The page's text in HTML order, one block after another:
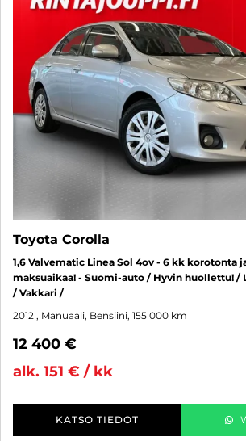
Toyota Corolla
1,6 Valvematic Linea Sol 4ov - 6 kk korotonta
maksuaikaa! - Suomi-auto / Hyvin huollettu! /
/ Vakkari /
2012 , Manuaali, Bensiini, 155 000 km
12 400 €
alk. 151 € / kk
KATSO TIEDOT